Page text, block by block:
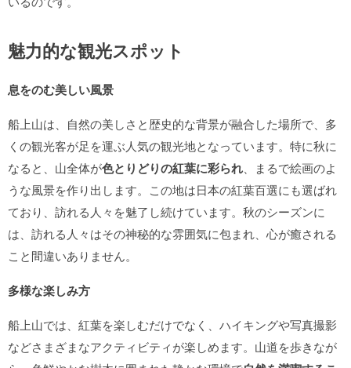
魅力的な観光スポット
息をのむ美しい風景
船上山は、自然の美しさと歴史的な背景が融合した場所で、多
くの観光客が足を運ぶ人気の観光地となっています。特に秋に
なると、山全体が色とりどりの紅葉に彩られ 、まるで絵画のよ
うな風景を作り出します。この地は日本の紅葉百選にも選ばれ
ており、訪れる人々を魅了し続けています。秋のシーズンに
は、訪れる人々はその神秘的な雰囲気に包まれ、心が癒される
こと間違いありません。
多様な楽しみ方
船上山では、紅葉を楽しむだけでなく、ハイキングや写真撮影
などさまざまなアクティビティが楽しめます。山道を歩きなが